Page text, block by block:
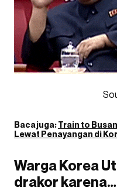
Baca juga:Train to
Lewat Penayangan di
Warga Korea
drakor karena…